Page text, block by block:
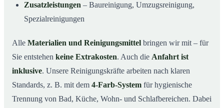
Zusatzleistungen – Baureinigung, Umzugsreinigung,
Spezialreinigungen
Alle Materialien und Reinigungsmittel bringen wir mit – für
Sie entstehen keine Extrakosten. Auch die Anfahrt ist
inklusive. Unsere Reinigungskräfte arbeiten nach klaren
Standards, z. B. mit dem 4-Farb-System für hygienische
Trennung von Bad, Küche, Wohn- und Schlafbereichen. Dabei